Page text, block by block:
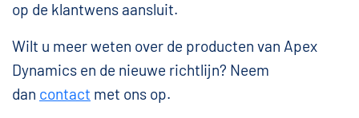
op de klantwens aansluit.
Wilt u meer weten over de producten van Apex
Dynamics en de nieuwe richtlijn? Neem
dan contact met ons op.